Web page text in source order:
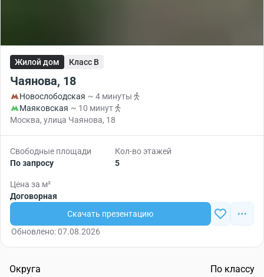
Жилой дом Класс B
Чаянова, 18
Новослободская ~ 4 минуты
Маяковская ~ 10 минут
Москва, улица Чаянова, 18
Свободные площади
По запросу
Кол-во этажей
5
Цена за м²
Договорная
Скачать презентацию
Обновлено: 07.08.2026
Округа
По классу